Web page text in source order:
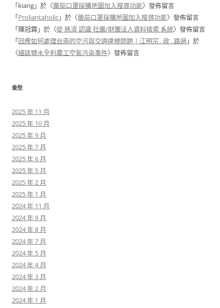
「kiang」於〈藥局口罩採購地圖加入搜尋功能〉發佈留言
「Proliantaholic」於〈藥局口罩採購地圖加入搜尋功能〉發佈留言
「陳冠霖」於〈從 慈濟 認識 社團/財團法人資料檢索 系統〉發佈留言
「回應如何處理台南的空污與交通違規問題 | 江明宗 . 政 . 路過 」於
〈細談鹽水全利農工空氣污染事件〉發佈留言
彙整
2025 年 11 月
2025 年 10 月
2025 年 9 月
2025 年 7 月
2025 年 6 月
2025 年 5 月
2025 年 2 月
2025 年 1 月
2024 年 11 月
2024 年 9 月
2024 年 8 月
2024 年 7 月
2024 年 5 月
2024 年 4 月
2024 年 3 月
2024 年 2 月
2024 年 1 月